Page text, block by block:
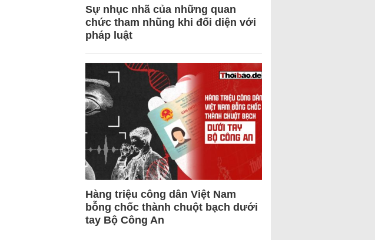
Sự nhục nhã của những quan
chức tham nhũng khi đối diện với
pháp luật
Hàng triệu công dân Việt Nam
bỗng chốc thành chuột bạch dưới
tay Bộ Công An